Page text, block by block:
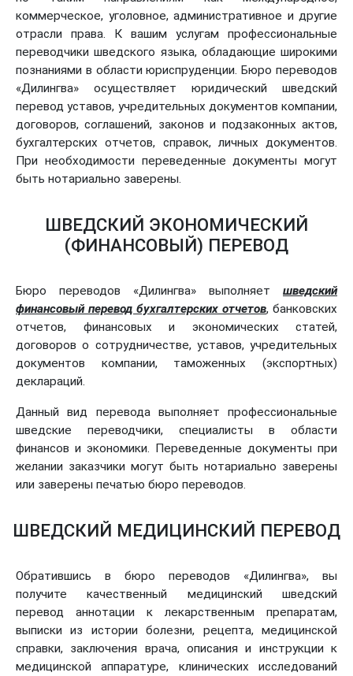
коммерческое, уголовное, административное и другие
отрасли права. К вашим услугам профессиональные
переводчики шведского языка, обладающие широкими
познаниями в области юриспруденции. Бюро переводов
«Дилингва» осуществляет юридический шведский
перевод уставов, учредительных документов компании,
договоров, соглашений, законов и подзаконных актов,
бухгалтерских отчетов, справок, личных документов.
При необходимости переведенные документы могут
быть нотариально заверены.
ШВЕДСКИЙ ЭКОНОМИЧЕСКИЙ
(ФИНАНСОВЫЙ) ПЕРЕВОД
Бюро переводов «Дилингва» выполняет шведский
финансовый перевод бухгалтерских отчетов, банковских
отчетов, финансовых и экономических статей,
договоров о сотрудничестве, уставов, учредительных
документов компании, таможенных (экспортных)
деклараций.
Данный вид перевода выполняет профессиональные
шведские переводчики, специалисты в области
финансов и экономики. Переведенные документы при
желании заказчики могут быть нотариально заверены
или заверены печатью бюро переводов.
ШВЕДСКИЙ МЕДИЦИНСКИЙ ПЕРЕВОД
Обратившись в бюро переводов «Дилингва», вы
получите качественный медицинский шведский
перевод аннотации к лекарственным препаратам,
выписки из истории болезни, рецепта, медицинской
справки, заключения врача, описания и инструкции к
медицинской аппаратуре, клинических исследований